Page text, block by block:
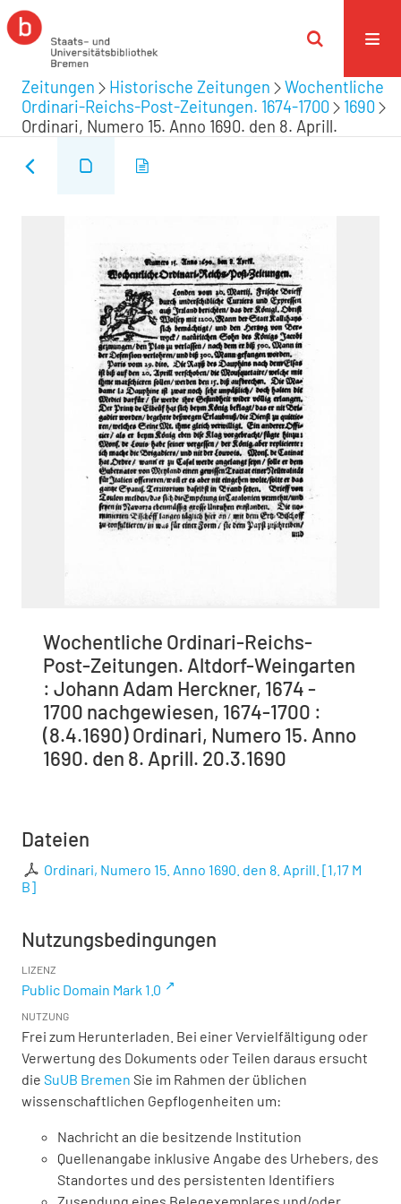
Zeitungen Historische Zeitungen
Wochentliche
Ordinari-Reichs-Post-Zeitungen. 1674-1700
1690
Ordinari, Numero 15. Anno 1690. den 8. Aprill.
Wochentliche Ordinari-Reichs-
Post-Zeitungen. Altdorf-Weingarten
: Johann Adam Herckner, 1674 -
1700 nachgewiesen, 1674-1700 :
(8.4.1690) Ordinari, Numero 15. Anno
1690. den 8. Aprill. 20.3.1690
Dateien
Ordinari, Numero 15. Anno 1690. den 8. Aprill. [1,17 M
B]
Nutzungsbedingungen
LIZENZ
Public Domain Mark 1.0
NUTZUNG
Frei zum Herunterladen. Bei einer Vervielfältigung oder
Verwertung des Dokuments oder Teilen daraus ersucht
die SuUB Bremen Sie im Rahmen der üblichen
wissenschaftlichen Gepflogenheiten um:
Nachricht an die besitzende Institution
Quellenangabe inklusive Angabe des Urhebers, des
Standortes und des persistenten Identifiers